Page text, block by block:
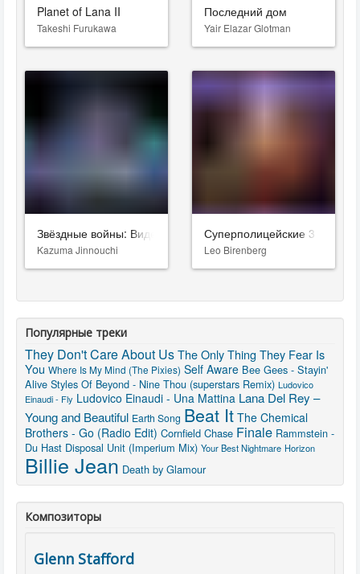
Planet of Lana II
Takeshi Furukawa
Последний дом
Yair Elazar Glotman
Звёздные войны: Видения. Девятый джедай
Kazuma Jinnouchi
Суперполицейские 3
Leo Birenberg
Популярные треки
They Don't Care About UsThe Only Thing They Fear Is
You Where Is My Mind (The Pixies) Self Aware Bee Gees - Stayin'
Alive Styles Of Beyond - Nine Thou (superstars Remix) Ludovico
Einaudi - Fly Ludovico Einaudi - Una Mattina Lana Del Rey –
Young and Beautiful Earth Song Beat It The Chemical
Brothers - Go (Radio Edit) Cornfield Chase Finale Rammstein -
Du Hast Disposal Unit (Imperium Mix) Your Best Nightmare Horizon
Billie Jean Death by Glamour
Композиторы
Glenn Stafford